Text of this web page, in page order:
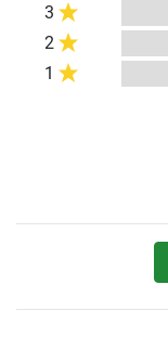
3
2
1